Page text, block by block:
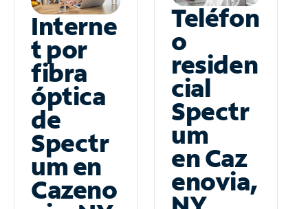
Interne
t por
fibra
óptica
de
Spectr
um en
Cazeno
Teléfon
o
residen
cial
Spectr
um
en Caz
enovia,